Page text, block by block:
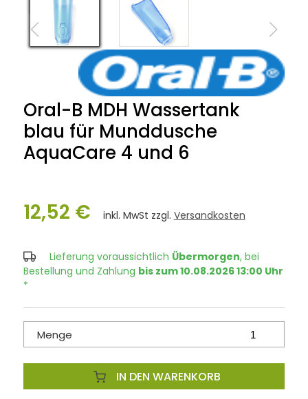
Oral-B MDH Wassertank
blau für Munddusche
AquaCare 4 und 6
12,52 € inkl. MwSt zzgl. Versandkosten
Lieferung voraussichtlich Übermorgen, bei
Bestellung und Zahlung bis zum 10.08.2026 13:00 Uhr
*
Menge
IN DEN WARENKORB